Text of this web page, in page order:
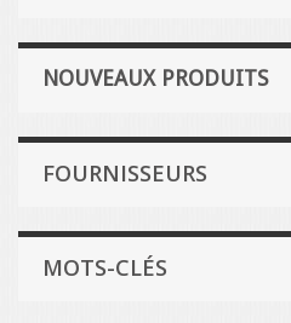
NOUVEAUX PRODUITS
FOURNISSEURS
MOTS-CLÉS